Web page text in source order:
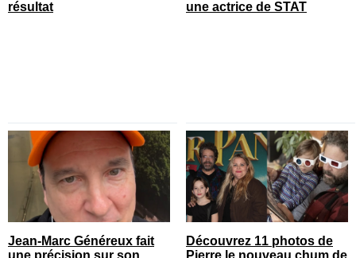
résultat
une actrice de STAT
Jean-Marc Généreux fait
une précision sur son
Découvrez 11 photos de
Pierre le nouveau chum de